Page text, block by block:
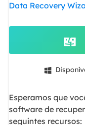
Data Recovery

Esperamos que
software de
seguintes recursos: